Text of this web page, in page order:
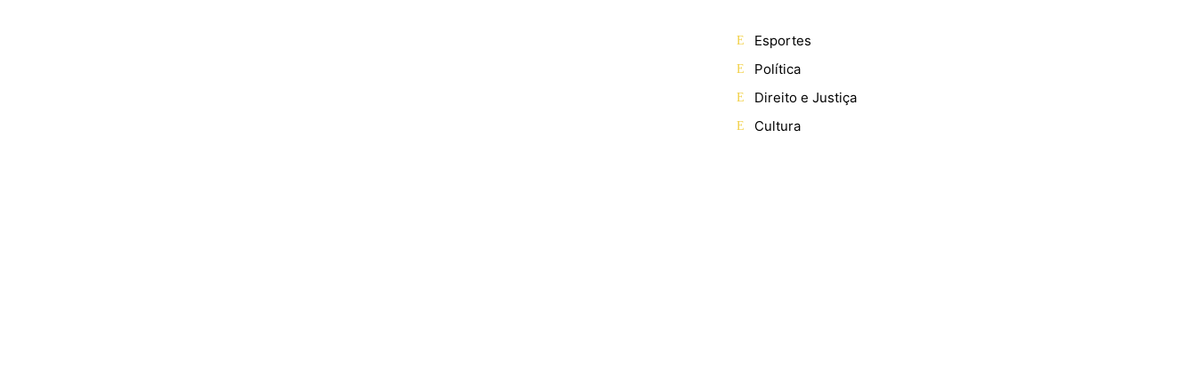
Esportes
Política
Direito e Justiça
Cultura